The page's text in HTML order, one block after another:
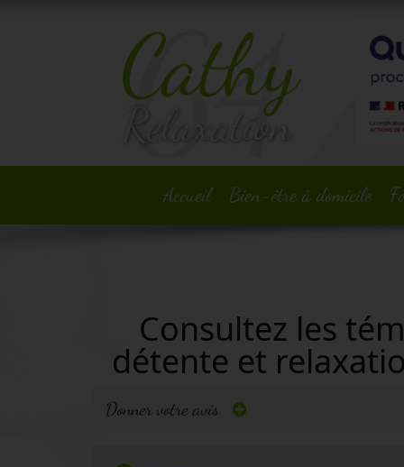
Accueil Bien-être à domicile
Consultez les
détente et
Donner votre avis